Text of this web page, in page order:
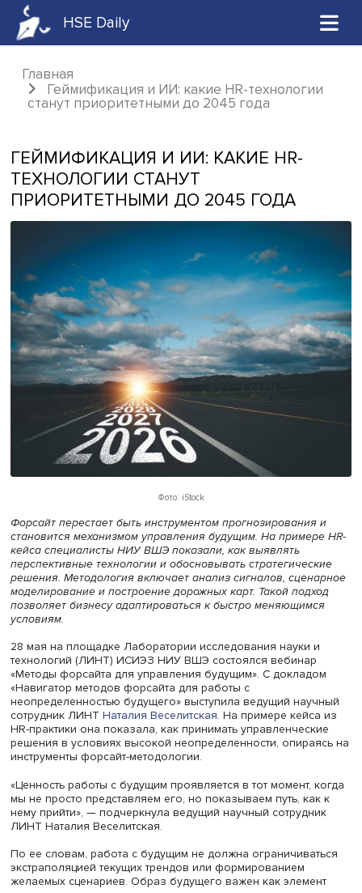
HSE Daily
Главная
Геймификация и ИИ: какие HR-
ГЕЙМИФИКАЦИЯ И ИИ: КАКИЕ HR-
ТЕХНОЛОГИИ СТАНУТ
ПРИОРИТЕТНЫМИ ДО 2045 ГОДА
Форсайт перестает быть инструментом
становится механизмом управления будущим. На
перспективные технологии и обосновывать
решения. Методология включает анализ сигналов,
моделирование и построение дорожных карт. Такой
позволяет бизнесу адаптироваться к быстро
условиям.
28 мая на площадке Лаборатории исследования науки
технологий (ЛИНТ) ИСИЭЗ НИУ ВШЭ состоялся
«Навигатор методов форсайта для работы с
неопределенностью будущего» выступила ведущий
сотрудник ЛИНТНаталия Веселитская . На примере
решения в условиях высокой неопределенности,
инструменты форсайт-методологии.